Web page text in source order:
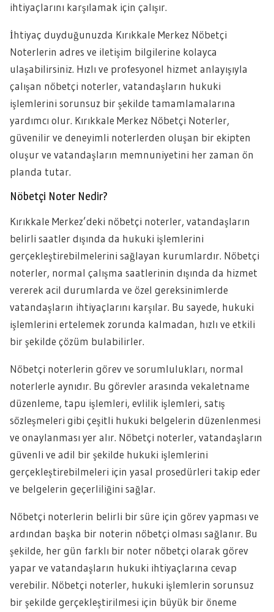
ihtiyaçlarını karşılamak için çalışır.
İhtiyaç duyduğunuzda Kırıkkale Merkez Nöbetçi
Noterlerin adres ve iletişim bilgilerine kolayca
ulaşabilirsiniz. Hızlı ve profesyonel hizmet anlayışıyla
çalışan nöbetçi noterler, vatandaşların hukuki
işlemlerini sorunsuz bir şekilde tamamlamalarına
yardımcı olur. Kırıkkale Merkez Nöbetçi Noterler,
güvenilir ve deneyimli noterlerden oluşan bir ekipten
oluşur ve vatandaşların memnuniyetini her zaman ön
planda tutar.
Nöbetçi Noter Nedir?
Kırıkkale Merkez’deki nöbetçi noterler, vatandaşların
belirli saatler dışında da hukuki işlemlerini
gerçekleştirebilmelerini sağlayan kurumlardır. Nöbetçi
noterler, normal çalışma saatlerinin dışında da hizmet
vererek acil durumlarda ve özel gereksinimlerde
vatandaşların ihtiyaçlarını karşılar. Bu sayede, hukuki
işlemlerini ertelemek zorunda kalmadan, hızlı ve etkili
bir şekilde çözüm bulabilirler.
Nöbetçi noterlerin görev ve sorumlulukları, normal
noterlerle aynıdır. Bu görevler arasında vekaletname
düzenleme, tapu işlemleri, evlilik işlemleri, satış
sözleşmeleri gibi çeşitli hukuki belgelerin düzenlenmesi
ve onaylanması yer alır. Nöbetçi noterler, vatandaşların
güvenli ve adil bir şekilde hukuki işlemlerini
gerçekleştirebilmeleri için yasal prosedürleri takip eder
ve belgelerin geçerliliğini sağlar.
Nöbetçi noterlerin belirli bir süre için görev yapması ve
ardından başka bir noterin nöbetçi olması sağlanır. Bu
şekilde, her gün farklı bir noter nöbetçi olarak görev
yapar ve vatandaşların hukuki ihtiyaçlarına cevap
verebilir. Nöbetçi noterler, hukuki işlemlerin sorunsuz
bir şekilde gerçekleştirilmesi için büyük bir öneme